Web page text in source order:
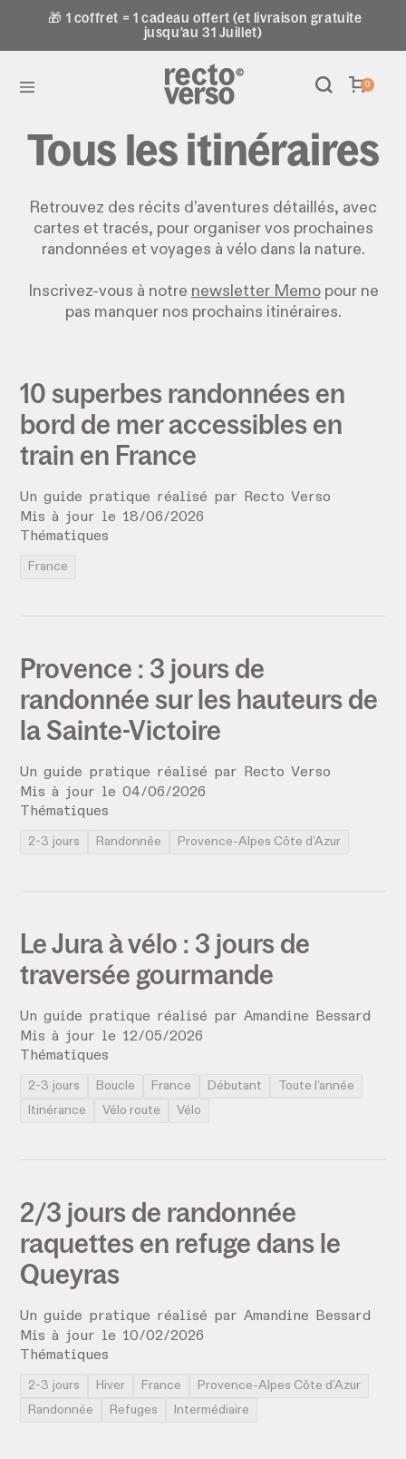
🎁 1 coffret = 1 cadeau offert (et livraison gratuite
jusqu'au 31 Juillet)
0
Tous les itinéraires
Retrouvez des récits d’aventures détaillés, avec
cartes et tracés, pour organiser vos prochaines
randonnées et voyages à vélo dans la nature.
Inscrivez-vous à notre newsletter Memopour ne
pas manquer nos prochains itinéraires.
10 superbes randonnées en
bord de mer accessibles en
train en France
Un guide pratique réalisé par
Recto Verso
Mis à jour le 18/06/2026
Thématiques
France
Provence : 3 jours de
randonnée sur les hauteurs de
la Sainte-Victoire
Un guide pratique réalisé par
Recto Verso
Mis à jour le04/06/2026
Thématiques
2-3 jours Randonnée Provence-Alpes Côte d’Azur
Le Jura à vélo : 3 jours de
traversée gourmande
Un guide pratique réalisé parAmandine Bessard
Mis à jour le 12/05/2026
Thématiques
2-3 jours Boucle France Débutant
Toute l’année
Itinérance
Vélo route Vélo
2/3 jours de randonnée
raquettes en refuge dans le
Queyras
Un guide pratique réalisé parAmandine Bessard
Mis à jour le 10/02/2026
Thématiques
2-3 jours Hiver France
Provence-Alpes Côte d’Azur
Randonnée
Refuges Intermédiaire